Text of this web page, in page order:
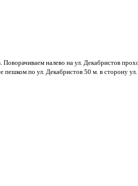
налево на ул. Декабристов
по ул. Декабристов 50 м. в сторону